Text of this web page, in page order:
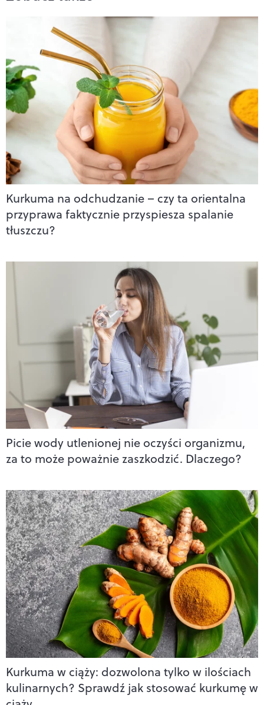
Kurkuma na odchudzanie – czy ta orientalna
przyprawa faktycznie przyspiesza spalanie
tłuszczu?
Picie wody utlenionej nie oczyści organizmu,
za to może poważnie zaszkodzić. Dlaczego?
Kurkuma w ciąży: dozwolona tylko w ilościach
kulinarnych? Sprawdź jak stosować kurkumę w